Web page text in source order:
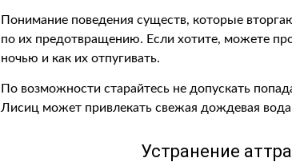
Понимание поведения существ, которые
по их предотвращению. Если хотите, можете
ночью и как их отпугивать.
По возможности старайтесь не допускать
Лисиц может привлекать свежая дождевая вода
Устранение